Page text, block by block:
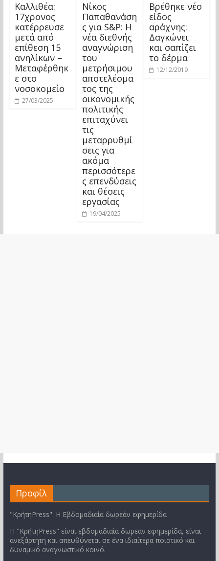
Καλλιθέα:
17χρονος
κατέρρευσε
μετά από
επίθεση 15
ανηλίκων –
Μεταφέρθηκ
ε στο
νοσοκομείο
27/03/2025
Νίκος
Παπαθανάση
ς για S&P: Η
νέα διεθνής
αναγνώριση
του
μετρήσιμου
αποτελέσμα
τος της
οικονομικής
πολιτικής
επιταχύνει
τις
μεταρρυθμί
σεις για
ακόμα
περισσότερε
ς επενδύσεις
και θέσεις
εργασίας
19/04/2025
Βρέθηκε νέο
είδος
αράχνης:
Δαγκώνει
και σαπίζει
το δέρμα
12/12/2019
Προφίλ
"ΚρήτηPress": Η Εβδομαδιαία δωρεάν εφημερίδα
Η "ΚρήτηPress" είναι εβδομαδιαία δωρεάν εφημερίδα, είναι
ανεξάρτητη και απευθύνεται σε ένα ιδιαίτερα ποιοτικό και
δυναμικό αναγνωστικό κοινό.